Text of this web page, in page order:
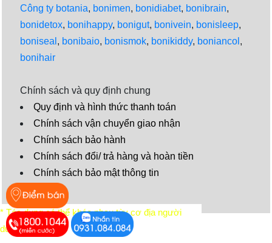
Công ty botania, bonimen, bonidiabet, bonibrain,
bonidetox, bonihappy, bonigut, bonivein, bonisleep,
boniseal , bonibaio, bonismok, bonikiddy, boniancol ,
bonihair
Chính sách và quy định chung
Quy định và hình thức thanh toán
Chính sách vận chuyển giao nhận
Chính sách bảo hành
Chính sách đổi/ trả hàng và hoàn tiền
Chính sách bảo mật thông tin
Video
* Tác dụng có thể khác nhau tùy cơ địa người
dùng